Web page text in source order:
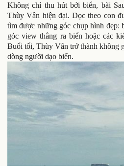
Không chỉ thu hút bởi biển, bãi
Thùy Vân hiện đại. Dọc theo con
tìm được những góc chụp hình đẹp:
góc view thẳng ra biển hoặc các
Buổi tối, Thùy Vân trở thành không
dòng người dạo biển.